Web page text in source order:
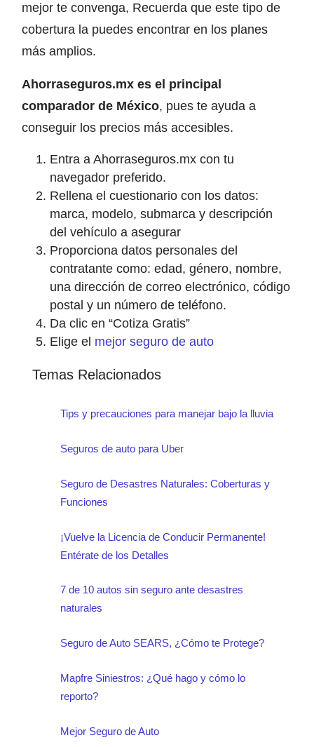
mejor te convenga, Recuerda que este tipo de
cobertura la puedes encontrar en los planes
más amplios.
Ahorraseguros.mx es el principal
comparador de México, pues te ayuda a
conseguir los precios más accesibles.
Entra a Ahorraseguros.mx con tu
navegador preferido.
Rellena el cuestionario con los datos:
marca, modelo, submarca y descripción
del vehículo a asegurar
Proporciona datos personales del
contratante como: edad, género, nombre,
una dirección de correo electrónico, código
postal y un número de teléfono.
Da clic en “Cotiza Gratis”
Elige el mejor seguro de auto
Temas Relacionados
Tips y precauciones para manejar bajo la lluvia
Seguros de auto para Uber
Seguro de Desastres Naturales: Coberturas y
Funciones
¡Vuelve la Licencia de Conducir Permanente!
Entérate de los Detalles
7 de 10 autos sin seguro ante desastres
naturales
Seguro de Auto SEARS, ¿Cómo te Protege?
Mapfre Siniestros: ¿Qué hago y cómo lo
reporto?
Mejor Seguro de Auto